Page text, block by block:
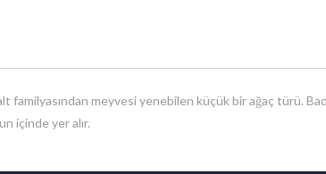
familyasından meyvesi yenebilen küçük bir ağaç türü.
un içinde yer alır.